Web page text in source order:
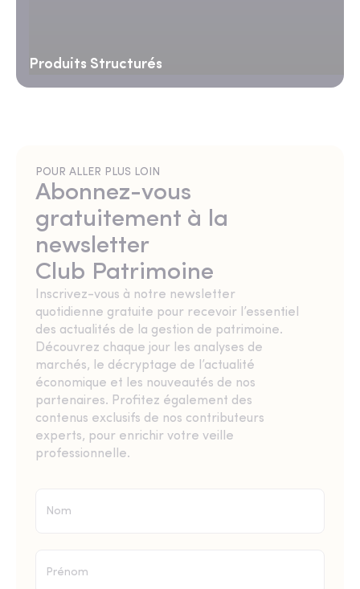
Produits Structurés
POUR ALLER PLUS LOIN
Abonnez-vous
gratuitement à la
newsletter
Club Patrimoine
Inscrivez-vous à notre newsletter
quotidienne gratuite pour recevoir l’essentiel
des actualités de la gestion de patrimoine.
Découvrez chaque jour les analyses de
marchés, le décryptage de l’actualité
économique et les nouveautés de nos
partenaires. Profitez également des
contenus exclusifs de nos contributeurs
experts, pour enrichir votre veille
professionnelle.